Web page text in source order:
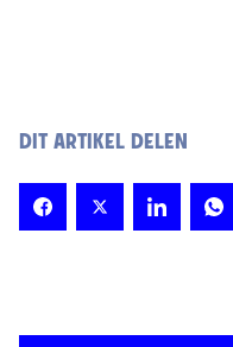
DIT ARTIKEL DELEN